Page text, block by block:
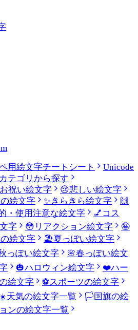
用絵文字チートシート
Unicode
カテゴリから探す
お祝い絵文字 😢悲しい絵文字
絵文字 ✨きらきら絵文字
🙌
・使用注意な絵文字 💅 コス
字
😳 リアクション絵文字
🤪
絵文字 🏖️夏っぽい絵文字
っぽい絵文字 🌸春っぽい絵文
🎃ハロウィン絵文字 ❤️ハー
絵文字 ⚽スポーツの絵文字
天気の絵文字一覧 🏳️国旗の絵
ンの絵文字一覧